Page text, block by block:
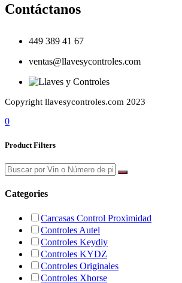
Contáctanos
449 389 41 67
ventas@llavesycontroles.com
Copyright llavesycontroles.com 2023
0
Product Filters
Categories
Carcasas Control Proximidad
Controles Autel
Controles Keydiy
Controles KYDZ
Controles Originales
Controles Xhorse